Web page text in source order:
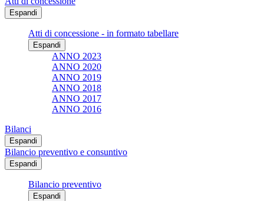
Espandi
Atti di concessione - in formato tabellare
Espandi
ANNO 2023
ANNO 2020
ANNO 2019
ANNO 2018
ANNO 2017
ANNO 2016
Bilanci
Espandi
Bilancio preventivo e consuntivo
Espandi
Bilancio preventivo
Espandi